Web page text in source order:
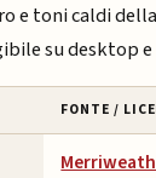
e toni caldi
su desktop
FONTE /